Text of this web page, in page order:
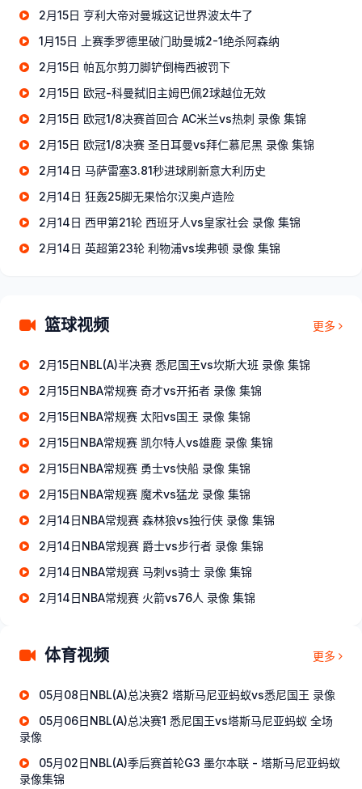
2月15日 亨利大帝对曼城这记世界波太牛了
1月15日 上赛季罗德里破门助曼城2-1绝杀阿森纳
2月15日 帕瓦尔剪刀脚铲倒梅西被罚下
2月15日 欧冠-科曼弑旧主姆巴佩2球越位无效
2月15日 欧冠1/8决赛首回合 AC米兰vs热刺 录像 集锦
2月15日 欧冠1/8决赛 圣日耳曼vs拜仁慕尼黑 录像 集锦
2月14日 马萨雷塞3.81秒进球刷新意大利历史
2月14日 狂轰25脚无果恰尔汉奥卢造险
2月14日 西甲第21轮 西班牙人vs皇家社会 录像 集锦
2月14日 英超第23轮 利物浦vs埃弗顿 录像 集锦
篮球视频 更多
2月15日NBL(A)半决赛 悉尼国王vs坎斯大班 录像 集锦
2月15日NBA常规赛 奇才vs开拓者 录像 集锦
2月15日NBA常规赛 太阳vs国王 录像 集锦
2月15日NBA常规赛 凯尔特人vs雄鹿 录像 集锦
2月15日NBA常规赛 勇士vs快船 录像 集锦
2月15日NBA常规赛 魔术vs猛龙 录像 集锦
2月14日NBA常规赛 森林狼vs独行侠 录像 集锦
2月14日NBA常规赛 爵士vs步行者 录像 集锦
2月14日NBA常规赛 马刺vs骑士 录像 集锦
2月14日NBA常规赛 火箭vs76人 录像 集锦
体育视频 更多
05月08日NBL(A)总决赛2 塔斯马尼亚蚂蚁vs悉尼国王 录像
05月06日NBL(A)总决赛1 悉尼国王vs塔斯马尼亚蚂蚁 全场
录像
05月02日NBL(A)季后赛首轮G3 墨尔本联 - 塔斯马尼亚蚂蚁
录像集锦